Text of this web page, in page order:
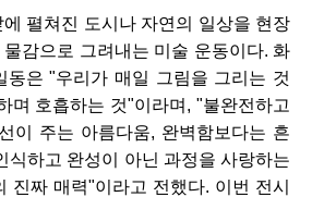
펼쳐진 도시나 자연의 일상을 현장
감으로 그려내는 미술 운동이다. 화
동은 "우리가 매일 그림을 그리는 것
며 호흡하는 것"이라며, "불완전하고
이 주는 아름다움, 완벽함보다는 흔
식하고 완성이 아닌 과정을 사랑하는
진짜 매력"이라고 전했다. 이번 전시